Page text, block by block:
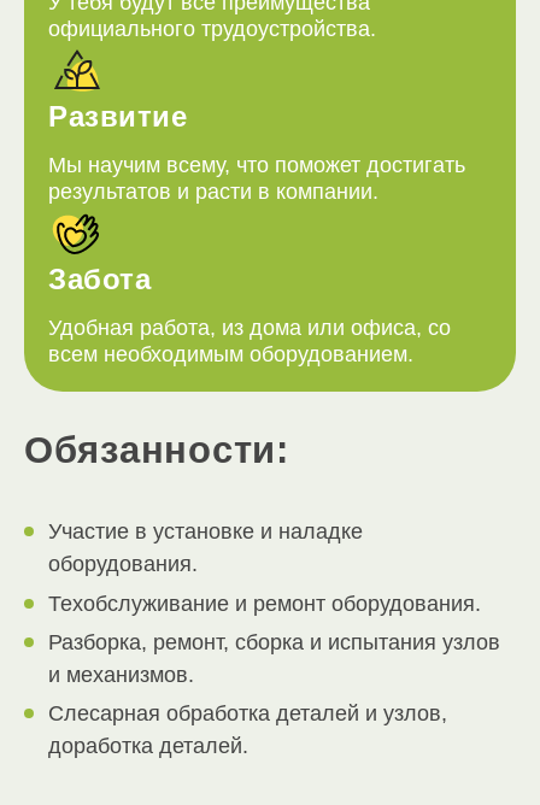
официального трудоустройства.
Развитие
Мы научим всему, что поможет достигать
результатов и расти в компании.
Забота
Удобная работа, из дома или офиса, со
всем необходимым оборудованием.
Обязанности:
Участие в установке и наладке
оборудования.
Техобслуживание и ремонт оборудования.
Разборка, ремонт, сборка и испытания узлов
и механизмов.
Слесарная обработка деталей и узлов,
доработка деталей.